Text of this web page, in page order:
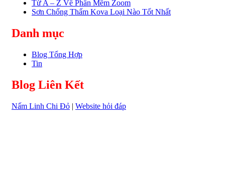
Từ A – Z Về Phần Mềm Zoom
Sơn Chống Thấm Kova Loại Nào Tốt Nhất
Danh mục
Blog Tổng Hợp
Tin
Blog Liên Kết
Nấm Linh Chi Đỏ | Website hỏi đáp